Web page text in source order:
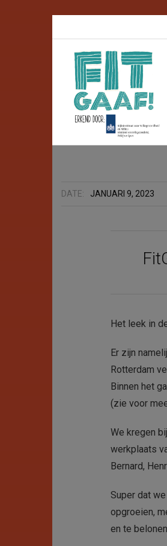
DATE: JANUARI 9, 2023
Het leek in
Er zijn
Rotterdam
Binnen het
(zie voor
We kregen
werkplaats
Bernard,
Super dat
opgroeien,
en te